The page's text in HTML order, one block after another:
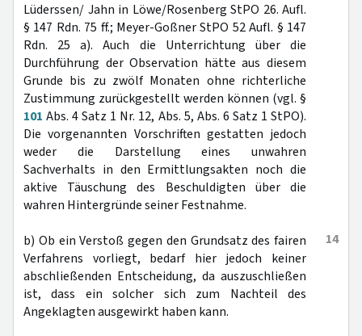
Lüderssen/ Jahn in Löwe/Rosenberg StPO 26. Aufl.
§ 147 Rdn. 75 ff.; Meyer-Goßner StPO 52 Aufl. § 147
Rdn. 25 a). Auch die Unterrichtung über die
Durchführung der Observation hätte aus diesem
Grunde bis zu zwölf Monaten ohne richterliche
Zustimmung zurückgestellt werden können (vgl. §
101 Abs. 4 Satz 1 Nr. 12, Abs. 5, Abs. 6 Satz 1 StPO).
Die vorgenannten Vorschriften gestatten jedoch
weder die Darstellung eines unwahren
Sachverhalts in den Ermittlungsakten noch die
aktive Täuschung des Beschuldigten über die
wahren Hintergründe seiner Festnahme.
14
b) Ob ein Verstoß gegen den Grundsatz des fairen
Verfahrens vorliegt, bedarf hier jedoch keiner
abschließenden Entscheidung, da auszuschließen
ist, dass ein solcher sich zum Nachteil des
Angeklagten ausgewirkt haben kann.